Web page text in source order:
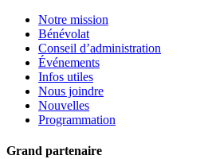
Notre mission
Bénévolat
Conseil d’administration
Événements
Infos utiles
Nous joindre
Nouvelles
Programmation
Grand partenaire